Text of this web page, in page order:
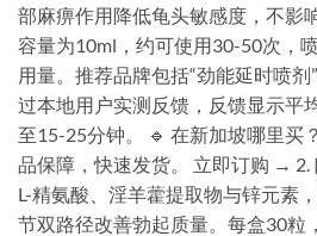
部麻痹作用降低龟头敏感度，不影
容量为10ml，约可使用30-50次，
用量。推荐品牌包括“劲能延时喷剂
过本地用户实测反馈，反馈显示平
至15-25分钟。 🔹 在新加坡哪里买
品保障，快速发货。 立即订购 → 2.
L-精氨酸、淫羊藿提取物与锌元素
节双路径改善勃起质量。每盒30粒